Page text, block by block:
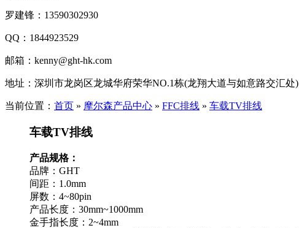
罗建锋： 13590302930
QQ： 1844923529
邮箱： kenny@ght-hk.com
地址： 深圳市龙岗区龙城华府荣华NO.1栋(龙翔大道与如意路交汇处)
当前位置： 首页 » 摩尔森产品中心 » FFC排线 » 车载TV排线
车载TV排线
产品规格：
品牌：GHT
间距：1.0mm
屏数：4~80pin
产品长度：30mm~1000mm
金手指长度：2~4mm